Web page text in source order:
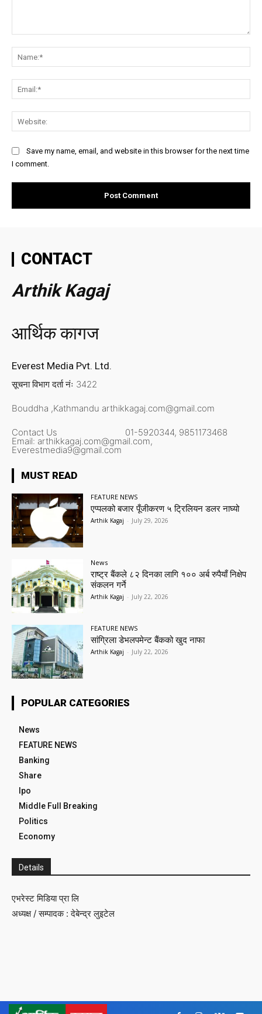
Save my name, email, and website in this browser for the next time
I comment.
CONTACT
Arthik Kagaj
आर्थिक कागज
Everest Media Pvt. Ltd.
सूचना विभाग दर्ता नंः 3422
Bouddha ,Kathmandu arthikkagaj.com@gmail.com
Contact Us 01-5920344, 9851173468
Email: arthikkagaj.com@gmail.com,
Everestmedia9@gmail.com
MUST READ
FEATURE NEWS
एप्पलको बजार पूँजीकरण ५ ट्रिलियन डलर नाघ्यो
Arthik Kagaj - July 29, 2026
News
राष्ट्र बैंकले ८२ दिनका लागि १०० अर्ब रुपैयाँ निक्षेप
संकलन गर्ने
Arthik Kagaj - July 22, 2026
FEATURE NEWS
सांग्रिला डेभलपमेन्ट बैंकको खुद नाफा
Arthik Kagaj - July 22, 2026
POPULAR CATEGORIES
News
FEATURE NEWS
Banking
Share
Ipo
Middle Full Breaking
Politics
Economy
Details
एभरेस्ट मिडिया प्रा लि
अध्यक्ष / सम्पादक : देबेन्द्र लुइटेल